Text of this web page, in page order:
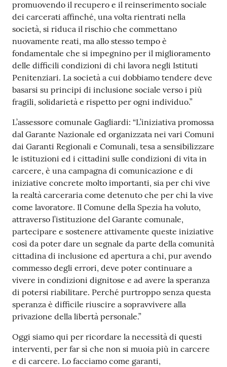
i
o
n
l
i
n
e
A
N
P
R
Tutti
gli
argomenti...
Seguici
su
promuovendo il recupero e il reinserimento sociale
dei carcerati affinché, una volta rientrati nella
società, si riduca il rischio che commettano
nuovamente reati, ma allo stesso tempo è
fondamentale che si impegnino per il miglioramento
delle difficili condizioni di chi lavora negli Istituti
Penitenziari. La società a cui dobbiamo tendere deve
basarsi su principi di inclusione sociale verso i più
fragili, solidarietà e rispetto per ogni individuo.”
L’assessore comunale Gagliardi: “L’iniziativa promossa
dal Garante Nazionale ed organizzata nei vari Comuni
dai Garanti Regionali e Comunali, tesa a sensibilizzare
le istituzioni ed i cittadini sulle condizioni di vita in
carcere, è una campagna di comunicazione e di
iniziative concrete molto importanti, sia per chi vive
la realtà carceraria come detenuto che per chi la vive
come lavoratore. Il Comune della Spezia ha voluto,
attraverso l’istituzione del Garante comunale,
partecipare e sostenere attivamente queste iniziative
così da poter dare un segnale da parte della comunità
cittadina di inclusione ed apertura a chi, pur avendo
commesso degli errori, deve poter continuare a
vivere in condizioni dignitose e ad avere la speranza
di potersi riabilitare. Perché purtroppo senza questa
speranza è difficile riuscire a sopravvivere alla
privazione della libertà personale.”
Oggi siamo qui per ricordare la necessità di questi
interventi, per far sì che non si muoia più in carcere
e di carcere. Lo facciamo come garanti,